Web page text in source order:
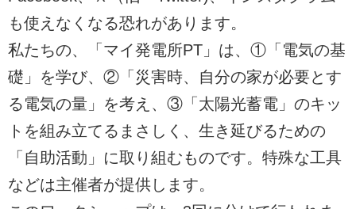
も使えなくなる恐れがあります。
私たちの、「マイ発電所PT」は、①「電気の基
礎」を学び、②「災害時、自分の家が必要とす
る電気の量」を考え、③「太陽光蓄電」のキッ
トを組み立てるまさしく、生き延びるための
「自助活動」に取り組むものです。特殊な工具
などは主催者が提供します。